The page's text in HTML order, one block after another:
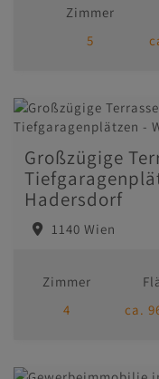
Zimmer
5
Großzügige
Hadersdorf
1140 Wien
Zimmer
4
ca.